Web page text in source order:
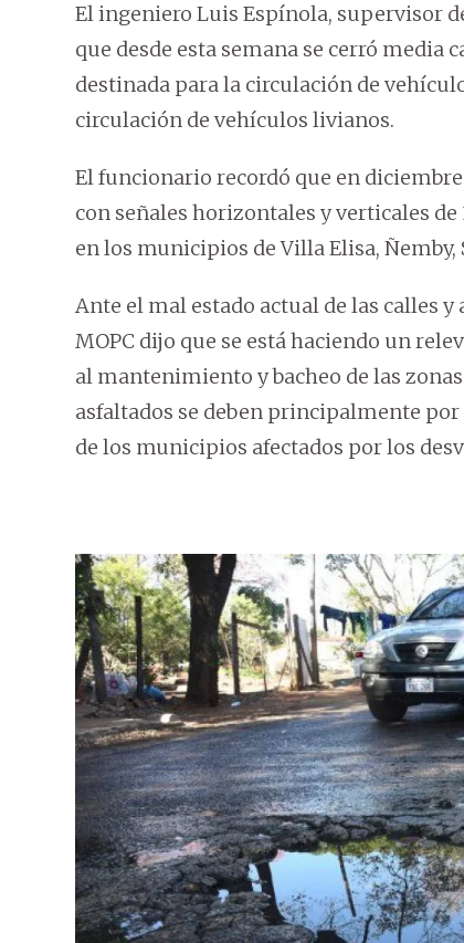
El ingeniero Luis Espínola, supervisor
que desde esta semana se cerró media
destinada para la circulación de
circulación de vehículos livianos.
El funcionario recordó que en
con señales horizontales y verticales
en los municipios de Villa Elisa,
Ante el mal estado actual de las calles
MOPC dijo que se está haciendo un
al mantenimiento y bacheo de las
asfaltados se deben principalmente
de los municipios afectados por los